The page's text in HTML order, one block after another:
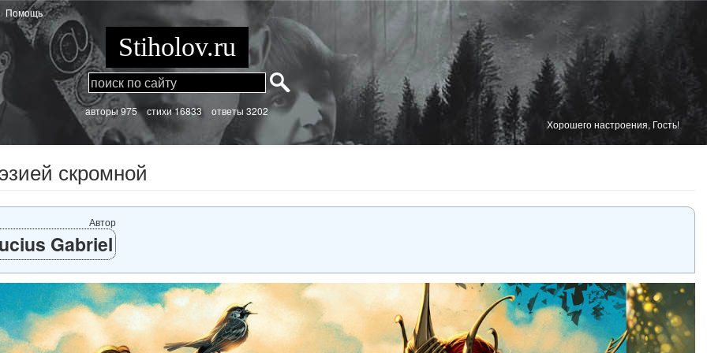
Помощь
Stiholov.ru
aвторы 975 стихи16833 ответы 3202
Хорошего настроения, Гость!
скромной
Автор
Gabriel